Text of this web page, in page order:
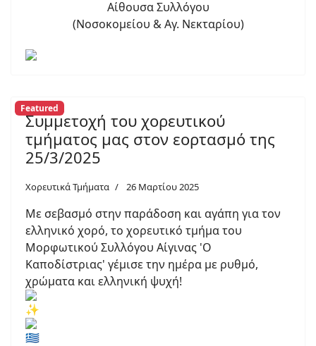
Αίθουσα Συλλόγου
(Νοσοκομείου & Αγ. Νεκταρίου)
Featured
Συμμετοχή του χορευτικού
τμήματος μας στον εορτασμό της
25/3/2025
Χορευτικά Τμήματα 26 Μαρτίου 2025
Με σεβασμό στην παράδοση και αγάπη για τον
ελληνικό χορό, το χορευτικό τμήμα του
Μορφωτικού Συλλόγου Αίγινας 'Ο
Καποδίστριας' γέμισε την ημέρα με ρυθμό,
χρώματα και ελληνική ψυχή!